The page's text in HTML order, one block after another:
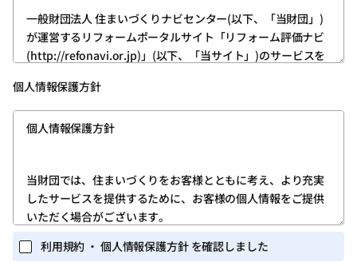
一般財団法人 住まいづくりナビセンター(以下、「当財団」)
が運営するリフォームポータルサイト「リフォーム評価ナビ
(http://refonavi.or.jp)」(以下、「当サイト」)のサービスを
次の内容をお読みいただき、その内容を理解したうえ、ご同
意いただける方は、所定の方法でユーザー登録をお願いいた
します。
第1条 (ユーザー登録)
1.ユーザー登録は、当サイトのトップページの「新規登録」
ボタンをクリックしていただき、「ログイン・新規登録画
い。
個人情報保護方針
個人情報保護方針
当財団では、住まいづくりをお客様とともに考え、より充実
したサービスを提供するために、お客様の個人情報をご提供
いただく場合がございます。
いても、個人情報を収集する場合がございます。
利用規約 ・ 個人情報保護方針 を確認しました